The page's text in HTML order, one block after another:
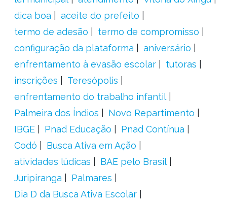
dica boa
aceite do prefeito
termo de adesão
termo de compromisso
configuração da plataforma
aniversário
enfrentamento à evasão escolar
tutoras
inscrições
Teresópolis
enfrentamento do trabalho infantil
Palmeira dos Índios
Novo Repartimento
IBGE
Pnad Educação
Pnad Contínua
Codó
Busca Ativa em Ação
atividades lúdicas
BAE pelo Brasil
Juripiranga
Palmares
Dia D da Busca Ativa Escolar